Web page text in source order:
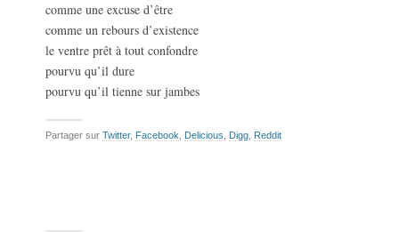
comme une excuse d’être
comme un rebours d’existence
le ventre prêt à tout confondre
pourvu qu’il dure
pourvu qu’il tienne sur jambes
Partager sur Twitter, Facebook Delicious Digg Reddit